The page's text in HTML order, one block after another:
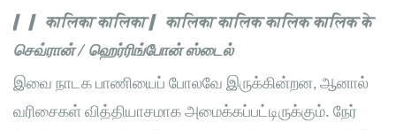
▎ ▎ कालिका कालिका ▎ कालिका कालिक कालिक कालिक के
செவ்ரான் / ஹெர்ரிங்போன் ஸ்டைல்
இவை நாடக பாணியைப் போலவே இருக்கின்றன, ஆனால்
வரிசைகள் வித்தியாசமாக அமைக்கப்பட்டிருக்கும். நேர்